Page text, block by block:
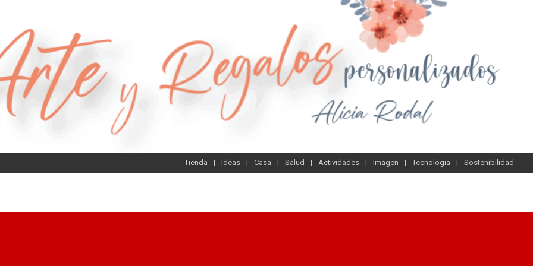
Tienda Ideas Casa Salud Actividades Imagen Tecnologia Sostenibilidad